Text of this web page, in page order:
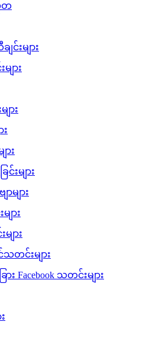
တ
းများ
ျား
ား
ား
းများ
များ
ျား
ျား
တင်းများ
ား Facebook သတင်းများ